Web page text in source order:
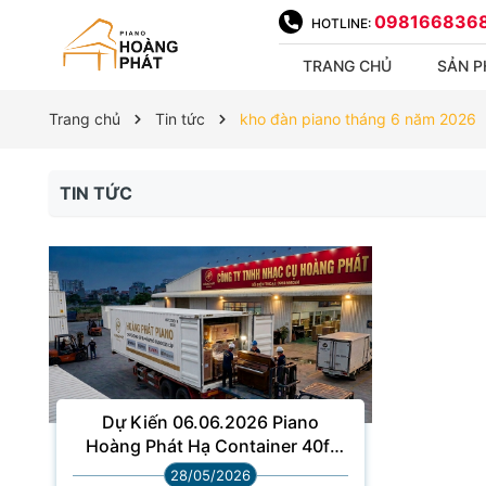
HOTLINE:
TRANG CHỦ SẢN
Trang chủ Tin tức kho đàn piano tháng 6 năm 2026
TIN TỨC
Dự Kiến 06.06.2026 Piano
Hoàng Phát Hạ Container 40ft
Gồm 34 Chiếc Piano Cơ Nhập
28/05/2026